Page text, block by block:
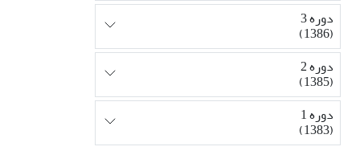
دوره 3
(1386)
دوره 2
(1385)
دوره 1
(1383)